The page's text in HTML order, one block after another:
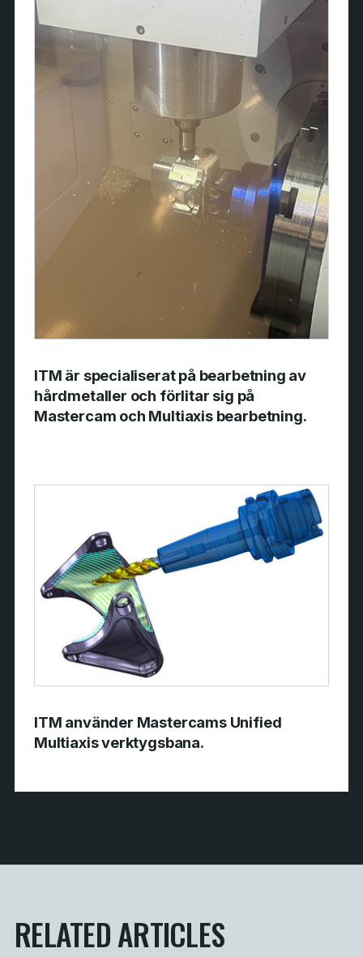
ITM är specialiserat på bearbetning av
hårdmetaller och förlitar sig på
Mastercam och Multiaxis bearbetning.
ITM använder Mastercams Unified
Multiaxis verktygsbana.
RELATED ARTICLES